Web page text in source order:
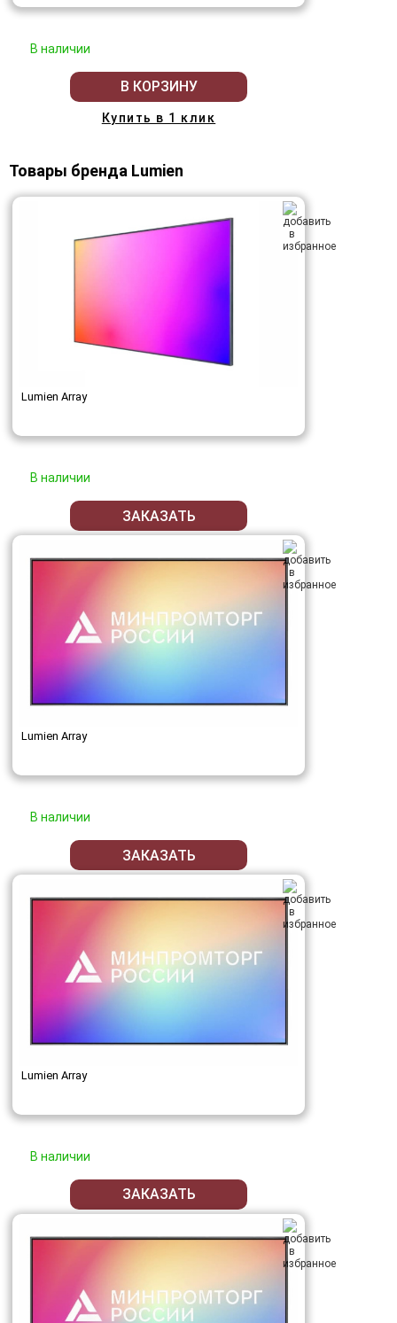
В наличии
В КОРЗИНУ
Купить в 1 клик
Товары бренда Lumien
Lumien Array
В наличии
ЗАКАЗАТЬ
Lumien Array
В наличии
ЗАКАЗАТЬ
Lumien Array
В наличии
ЗАКАЗАТЬ